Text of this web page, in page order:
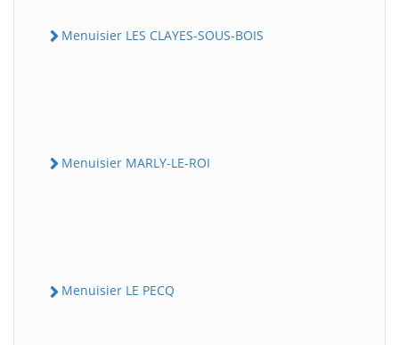
Menuisier LES CLAYES-SOUS-BOIS
Menuisier MARLY-LE-ROI
Menuisier LE PECQ